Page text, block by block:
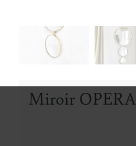
Miroir OPERA